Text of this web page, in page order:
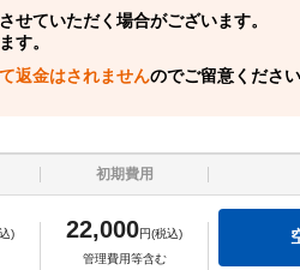
ていただく場合がございます。
す。
返金はされませんのでご留意ください
初期費用
)
22,000円(税込)
管理費用等含む